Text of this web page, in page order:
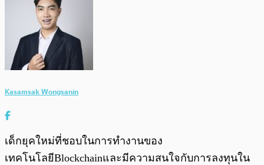
Kasamsak Wongsanin
เด็กยุคใหม่ที่ชอบในการทำงานของ
เทคโนโลยีBlockchainและมีความสนใจกับการลงทุนใน